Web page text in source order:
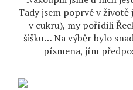
Tady jsem poprvé v životě
v cukru), my pořídili
šišku… Na výběr bylo
písmena, jím